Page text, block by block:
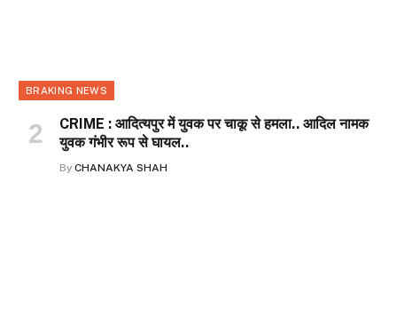
BRAKING NEWS
CRIME : आदित्यपुर में युवक पर चाकू से हमला.. आदिल नामक
युवक गंभीर रूप से घायल..
By CHANAKYA SHAH